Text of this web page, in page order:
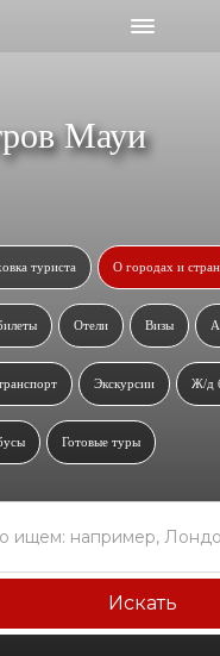
Мауи
туриста О городах и
Отели Визы
Экскурсии Ж/д
Готовые туры
Искать